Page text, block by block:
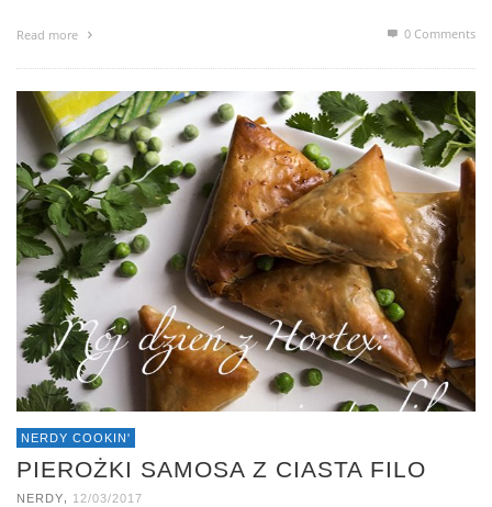
Read more 0 Comments
NERDY COOKIN'
PIEROŻKI SAMOSA Z CIASTA FILO
NERDY 12/03/2017